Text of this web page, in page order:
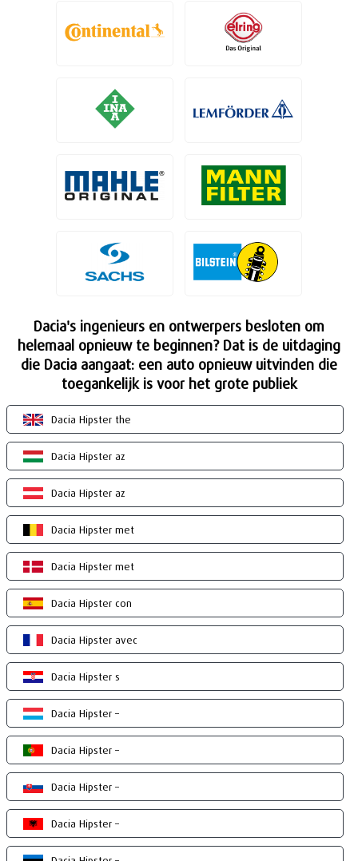
Dacia's ingenieurs en ontwerpers besloten om
helemaal opnieuw te beginnen? Dat is de uitdaging
die Dacia aangaat: een auto opnieuw uitvinden die
toegankelijk is voor het grote publiek
Dacia Hipster the
Dacia Hipster az
Dacia Hipster az
Dacia Hipster met
Dacia Hipster met
Dacia Hipster con
Dacia Hipster avec
Dacia Hipster s
Dacia Hipster –
Dacia Hipster –
Dacia Hipster –
Dacia Hipster –